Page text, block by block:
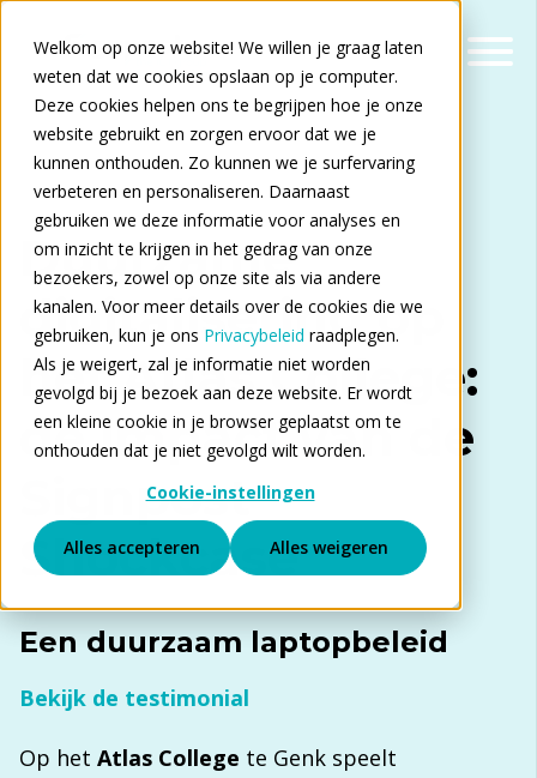
Welkom op onze website! We willen je graag laten
weten dat we cookies opslaan op je computer.
Deze cookies helpen ons te begrijpen hoe je onze
website gebruikt en zorgen ervoor dat we je
kunnen onthouden. Zo kunnen we je surfervaring
verbeteren en personaliseren. Daarnaast
gebruiken we deze informatie voor analyses en
om inzicht te krijgen in het gedrag van onze
bezoekers, zowel op onze site als via andere
kanalen. Voor meer details over de cookies die we
gebruiken, kun je ons Privacybeleid raadplegen.
Als je weigert, zal je informatie niet worden
gevolgd bij je bezoek aan deze website. Er wordt
een kleine cookie in je browser geplaatst om te
onthouden dat je niet gevolgd wilt worden.
Cookie-instellingen
Alles accepteren Alles weigeren
Duurzame
digitalisering op
het Atlas College:
de impact van de
Signpost
Shockcase
Een duurzaam laptopbeleid
Bekijk de testimonial
Op het Atlas College te Genk speelt